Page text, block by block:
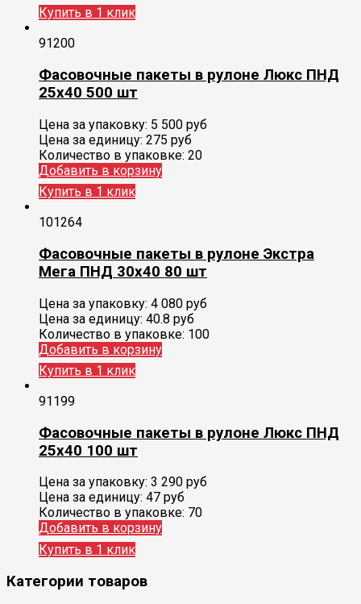
Купить в 1 клик
91200
Фасовочные пакеты в рулоне Люкс ПНД
25х40 500 шт
Цена за упаковку: 5 500 руб
Цена за единицу: 275 руб
Количество в упаковке: 20
Добавить в корзину
Купить в 1 клик
101264
Фасовочные пакеты в рулоне Экстра
Мега ПНД 30х40 80 шт
Цена за упаковку: 4 080 руб
Цена за единицу: 40.8 руб
Количество в упаковке: 100
Добавить в корзину
Купить в 1 клик
91199
Фасовочные пакеты в рулоне Люкс ПНД
25х40 100 шт
Цена за упаковку: 3 290 руб
Цена за единицу: 47 руб
Количество в упаковке: 70
Добавить в корзину
Купить в 1 клик
Категории товаров